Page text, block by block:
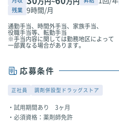
残業 9時間/月
通勤手当、時間外手当、家族手当、
役職手当等、転勤手当
※手当内容に関しては勤務地区によって
一部異なる場合があります。
応募条件
正社員 調剤併設型ドラッグストア
試用期間あり 3ヶ月
必須資格：薬剤師免許